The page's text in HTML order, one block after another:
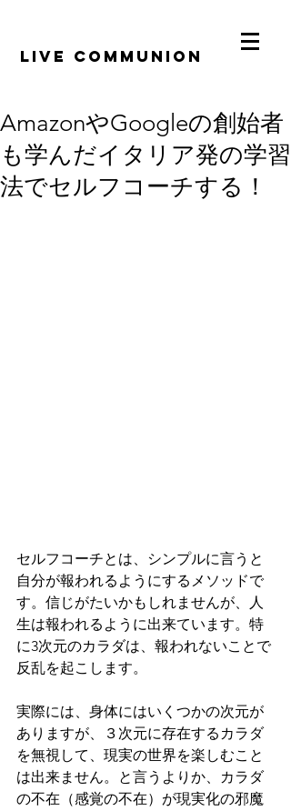
​LiVE COMMUNION
AmazonやGoogleの創始者
も学んだイタリア発の学習
法でセルフコーチする！
セルフコーチとは、シンプルに言うと
自分が報われるようにするメソッドで
す。信じがたいかもしれませんが、人
生は報われるように出来ています。特
に3次元のカラダは、報われないことで
反乱を起こします。
実際には、身体にはいくつかの次元が
ありますが、３次元に存在するカラダ
を無視して、現実の世界を楽しむこと
は出来ません。と言うよりか、カラダ
の不在（感覚の不在）が現実化の邪魔